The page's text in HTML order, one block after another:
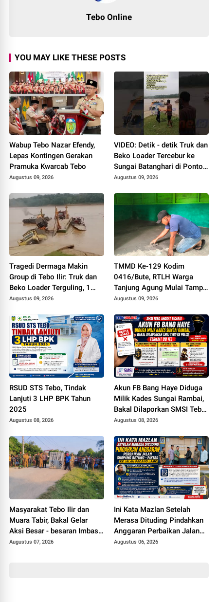
Tebo Online
YOU MAY LIKE THESE POSTS
Wabup Tebo Nazar Efendy,
Lepas Kontingen Gerakan
Pramuka Kwarcab Tebo
Augustus 09, 2026
VIDEO: Detik - detik Truk dan
Beko Loader Tercebur ke
Sungai Batanghari di Ponton
Makin Group, 1 MD
Augustus 09, 2026
Tragedi Dermaga Makin
Group di Tebo Ilir: Truk dan
Beko Loader Terguling, 1
Karyawan MD
Augustus 09, 2026
TMMD Ke-129 Kodim
0416/Bute, RTLH Warga
Tanjung Agung Mulai Tampil
Lebih Rapi dan Layak Huni
Augustus 09, 2026
RSUD STS Tebo, Tindak
Lanjuti 3 LHP BPK Tahun
2025
Augustus 08, 2026
Akun FB Bang Haye Diduga
Milik Kades Sungai Rambai,
Bakal Dilaporkan SMSI Tebo
ke Polisi Terkait UU ITE
Augustus 08, 2026
Masyarakat Tebo Ilir dan
Muara Tabir, Bakal Gelar
Aksi Besar - besaran Imbas
Jalan Simpang Betung -
Augustus 07, 2026
Ini Kata Mazlan Setelah
Merasa Dituding Pindahkan
Anggaran Perbaikan Jalan
Simpang Betung - Pintas ke
Augustus 06, 2026